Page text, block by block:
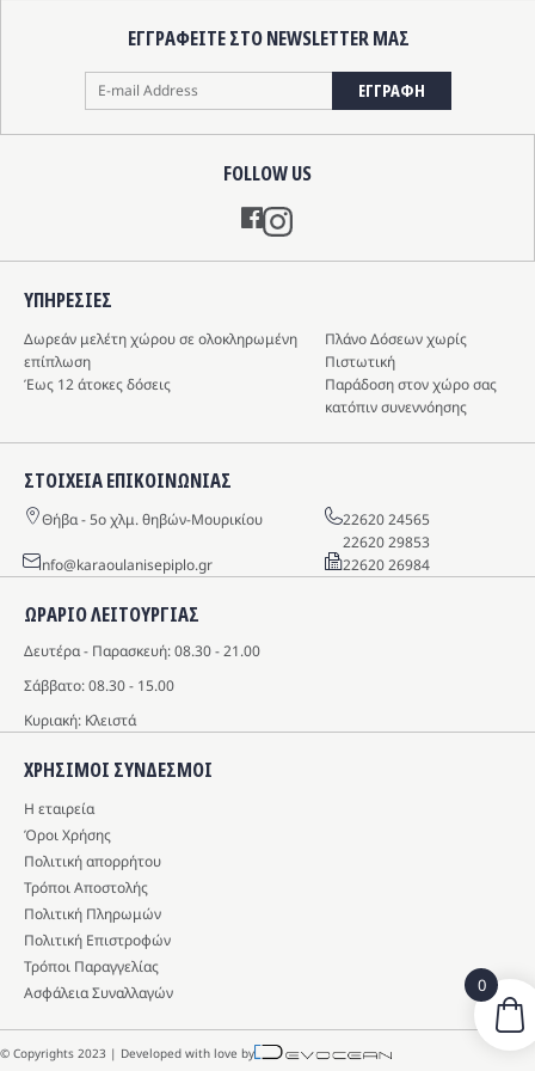
FOLLOW US
Instagram
ΕΓΓΡΑΦΕΙΤΕ ΣΤΟ NEWSLETTER ΜΑΣ
ΕΓΓΡΑΦΗ
ΩΡΑΡΙΟ ΛΕΙΤΟΥΡΓΙΑΣ
Δευτέρα - Παρασκευή: 08.30 - 21.00
Σάββατο: 08.30 - 15.00
Κυριακή: Κλειστά
ΧΡΗΣΙΜΟΙ ΣΥΝΔΕΣΜΟΙ
Η εταιρεία
Όροι Χρήσης
Πολιτική απορρήτου
Τρόποι Αποστολής
Πολιτική Πληρωμών
Πολιτική Επιστροφών
Τρόποι Παραγγελίας
Ασφάλεια Συναλλαγών
ΥΠΗΡΕΣIΕΣ
Δωρεάν μελέτη χώρου σε ολοκληρωμένη
επίπλωση
Πλάνο Δόσεων χωρίς
Πιστωτική
Έως 12 άτοκες δόσεις
Παράδοση στον χώρο σας
κατόπιν συνεννόησης
ΣΤΟΙΧΕΙΑ ΕΠΙΚΟΙΝΩΝΙΑΣ
Θήβα - 5o χλμ. θηβών-Μουρικίου
22620 24565
22620 29853
info@karaoulanisepiplo.gr
22620 26984
© Copyrights 2023 | Developed with love by
0